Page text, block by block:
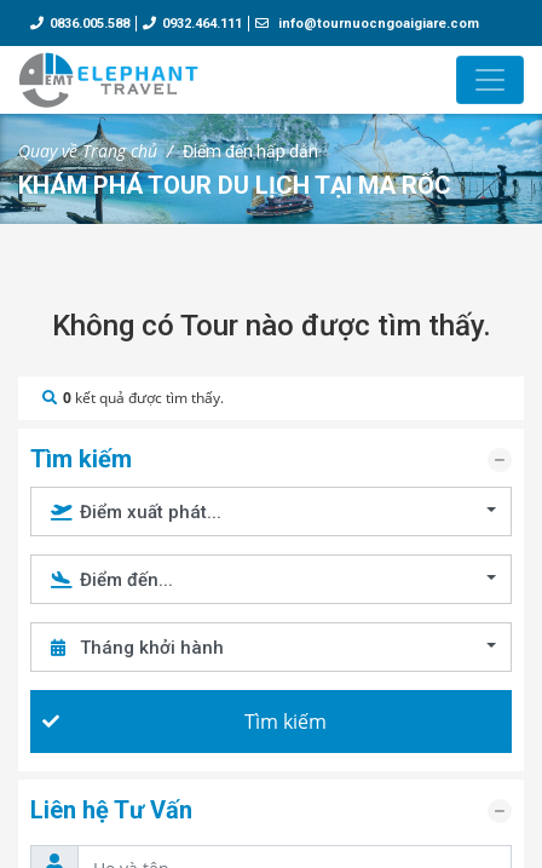
0836.005.588 0932.464.111 info@tournuocngoaigiare.com
Quay về Trang chủ Điểm đến hấp dẫn
KHÁM PHÁ TOUR DU LỊCH TẠI MA RỐC
Không có Tour nào được tìm thấy.
0 kết quả được tìm thấy.
Tìm kiếm
Điểm xuất phát...
Điểm đến...
Tháng khởi hành
Tìm kiếm
Liên hệ Tư Vấn